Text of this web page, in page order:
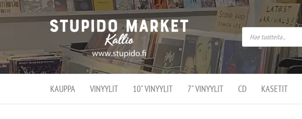
Stupido
Market –
verkossa
ja
kivijalassa
Stupido Market on
vaihtoehtomusaan
erikoistunut
verkko- sekä
kivijalkakauppa
Helsingissä
Kallion
KAUPPA VINYYLIT 10" VINYYLIT 7" VINYYLIT CD KASETIT